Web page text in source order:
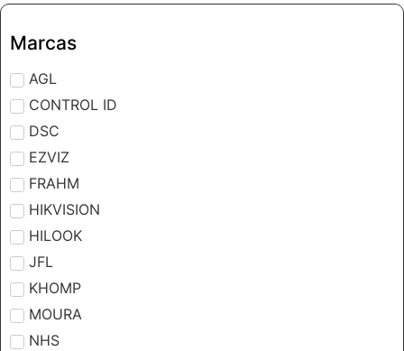
Marcas
AGL
CONTROL ID
DSC
EZVIZ
FRAHM
HIKVISION
HILOOK
JFL
KHOMP
MOURA
NHS